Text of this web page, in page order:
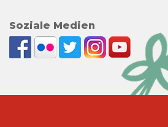
Soziale Medien